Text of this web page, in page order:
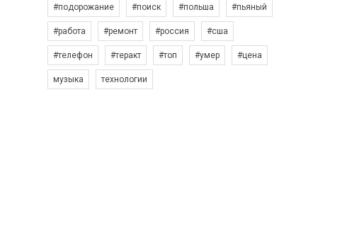
#подорожание #поиск #польша #пьяный
#работа #ремонт #россия #сша
#телефон #теракт #топ #умер #цена
музыка технологии